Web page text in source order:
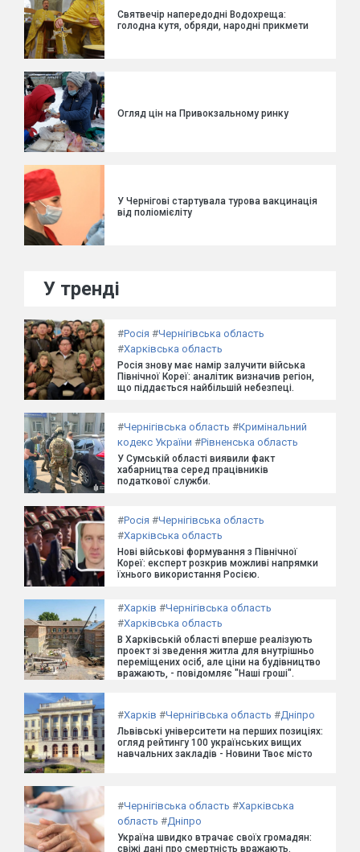
Святвечір напередодні Водохреща:
голодна кутя, обряди, народні прикмети
Огляд цін на Привокзальному ринку
У Чернігові стартувала турова вакцинація
від поліомієліту
У тренді
#Росія #Чернігівська область
#Харківська область
Росія знову має намір залучити війська
Північної Кореї: аналітик визначив регіон,
що піддається найбільшій небезпеці.
#Чернігівська область #Кримінальний
кодекс України #Рівненська область
У Сумській області виявили факт
хабарництва серед працівників
податкової служби.
#Росія #Чернігівська область
#Харківська область
Нові військові формування з Північної
Кореї: експерт розкрив можливі напрямки
їхнього використання Росією.
#Харків #Чернігівська область
#Харківська область
В Харківській області вперше реалізують
проект зі зведення житла для внутрішньо
переміщених осіб, але ціни на будівництво
вражають, - повідомляє "Наші гроші".
#Харків #Чернігівська область #Дніпро
Львівські університети на перших позиціях:
огляд рейтингу 100 українських вищих
навчальних закладів - Новини Твоє місто
#Чернігівська область #Харківська
область #Дніпро
Україна швидко втрачає своїх громадян:
свіжі дані про смертність вражають.